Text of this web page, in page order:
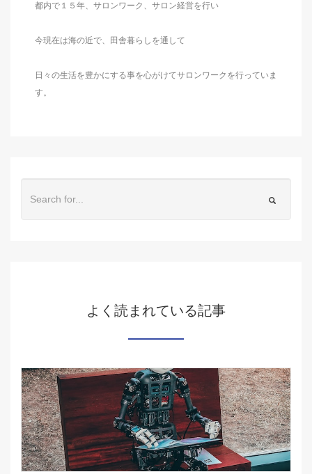
都内で１５年、サロンワーク、サロン経営を行い
今現在は海の近で、田舎暮らしを通して
日々の生活を豊かにする事を心がけてサロンワークを行っていま
す。
よく読まれている記事